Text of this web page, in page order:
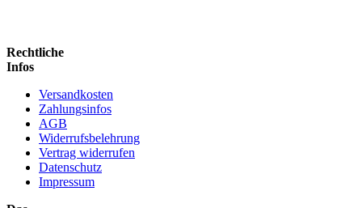
Rechtliche
Infos
Versandkosten
Zahlungsinfos
AGB
Widerrufsbelehrung
Vertrag widerrufen
Datenschutz
Impressum